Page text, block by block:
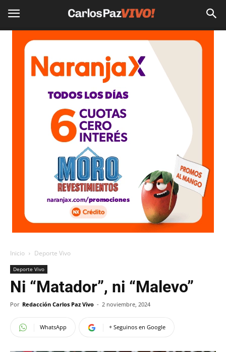
Inicio Deporte Vivo
Deporte Vivo
Ni “Matador”, ni “Malevo”
Por Redacción Carlos Paz Vivo - 2 noviembre, 2024
WhatsApp + Seguinos en Google